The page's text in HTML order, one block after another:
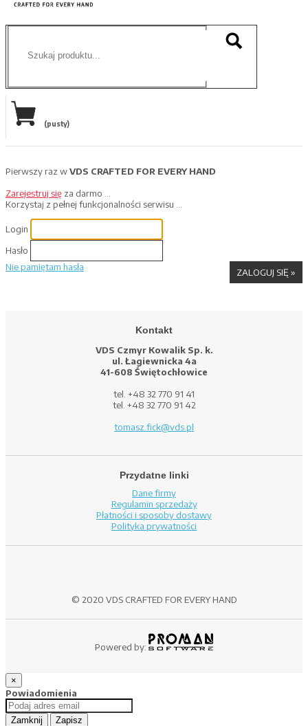
(pusty)
Pierwszy raz wVDS CRAFTED FOR EVERY HAND
Zarejestruj się za darmo ...
Korzystaj z pełnej funkcjonalności serwisu ...
Login
Hasło
Nie pamiętam hasła
Kontakt
VDS Czmyr Kowalik Sp. k.
ul. Łagiewnicka 4a
41-608 Świętochłowice
tel. +48 32 770 91 41
tel. +48 32 770 91 42
tomasz.fick@vds.pl
Przydatne linki
Dane firmy
Regulamin sprzedaży
Płatności i sposoby dostawy
Polityka prywatności
© 2020 VDS CRAFTED FOR EVERY HAND
Powered by:
×
Powiadomienia
Zamknij Zapisz